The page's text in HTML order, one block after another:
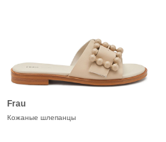
Frau
Кожаные шлепанцы